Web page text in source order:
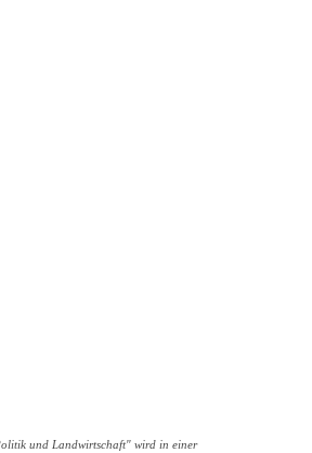
und Landwirtschaft" wird in einer